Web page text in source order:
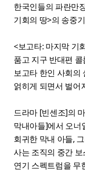
한국인들의 파란만
기회의 땅>의 송중
<보고타: 마지막 기
품고 지구 반대편
보고타 한인 사회의
얽히게 되면서 벌어
드라마 [빈센조]의
막내아들]에서 오너
회귀한 막내 아들,
사는 조직의 중간
연기 스펙트럼을 무